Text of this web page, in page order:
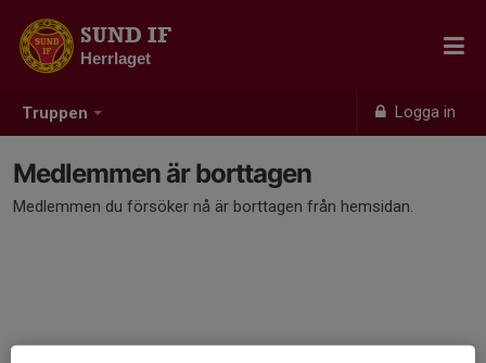
Truppen Logga in
SUND IF
Herrlaget
Medlemmen är borttagen
Medlemmen du försöker nå är borttagen från hemsidan.